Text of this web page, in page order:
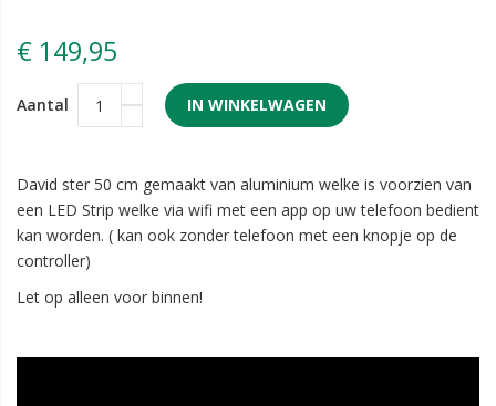
€ 149,95
Aantal IN WINKELWAGEN
David ster 50 cm gemaakt van aluminium welke is voorzien van
een LED Strip welke via wifi met een app op uw telefoon bedient
kan worden. ( kan ook zonder telefoon met een knopje op de
controller)
Let op alleen voor binnen!